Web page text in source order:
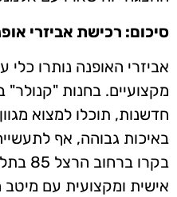
סיכום: רכישת אביזרי
אביזרי האופנה נותרו כלי
מקצועיים. בחנות
חדשנות, תוכלו למצוא
באיכות גבוהה, אף
בקרו
אישית ומקצועית עם